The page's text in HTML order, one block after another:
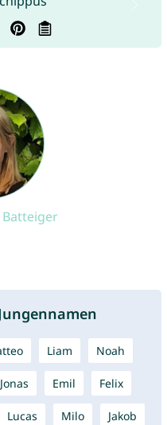
Batteiger
Liam Noah
Jonas Emil Felix
Lucas Milo Jakob